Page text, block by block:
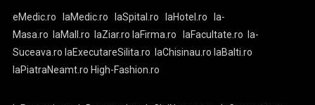
eMedic.ro laMedic.ro laSpital.ro laHotel.ro
la-
Masa.ro
laMall.ro laZiar.ro laFirma.ro laFacultate.ro
la-
Suceava.ro laExecutareSilita.ro laChisinau.ro laBalti.ro
laPiatraNeamt.ro High-Fashion.ro